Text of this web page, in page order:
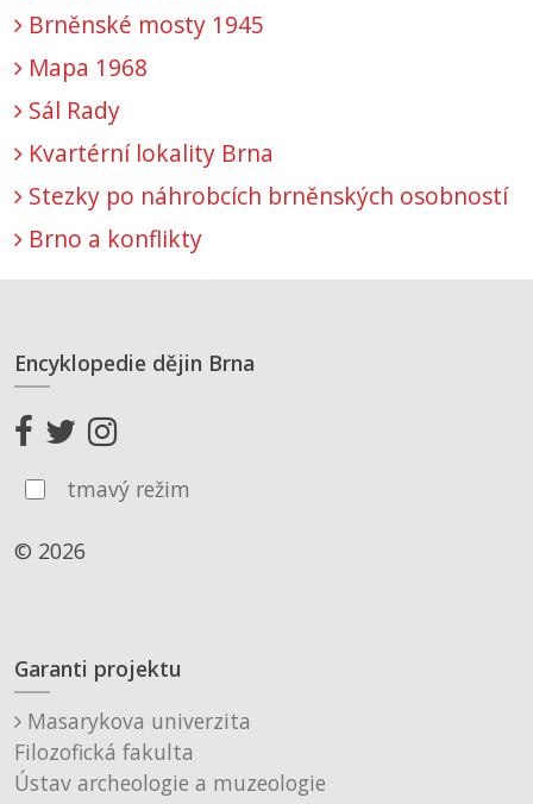
Brněnské mosty 1945
Mapa 1968
Sál Rady
Kvartérní lokality Brna
Stezky po náhrobcích brněnských osobností
Brno a konflikty
Encyklopedie dějin Brna
tmavý režim
© 2026
Garanti projektu
Masarykova univerzita
Filozofická fakulta
Ústav archeologie a muzeologie